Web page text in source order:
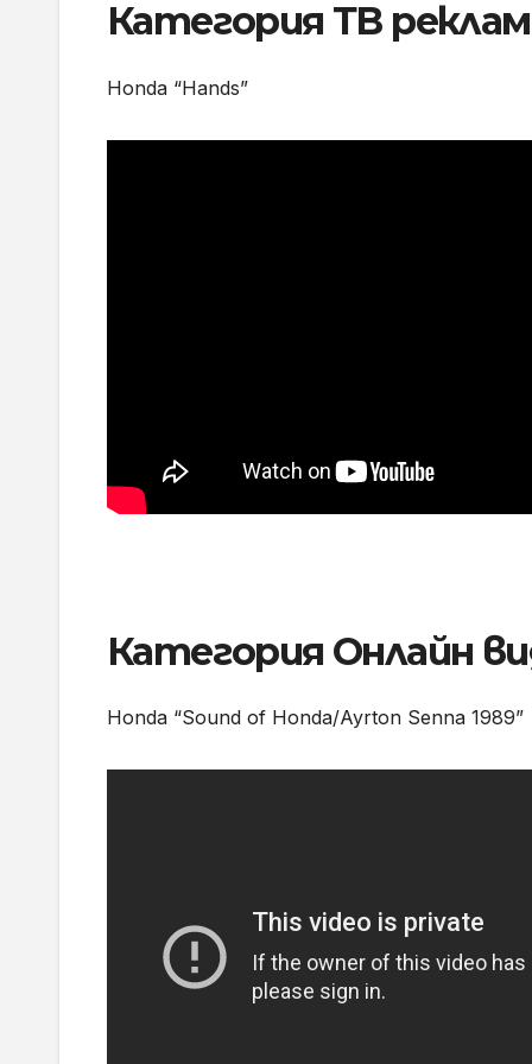
Категория ТВ
Honda “Hands”
Категория Онлайн
Honda “Sound of Honda/Ayrton Senna 1989”